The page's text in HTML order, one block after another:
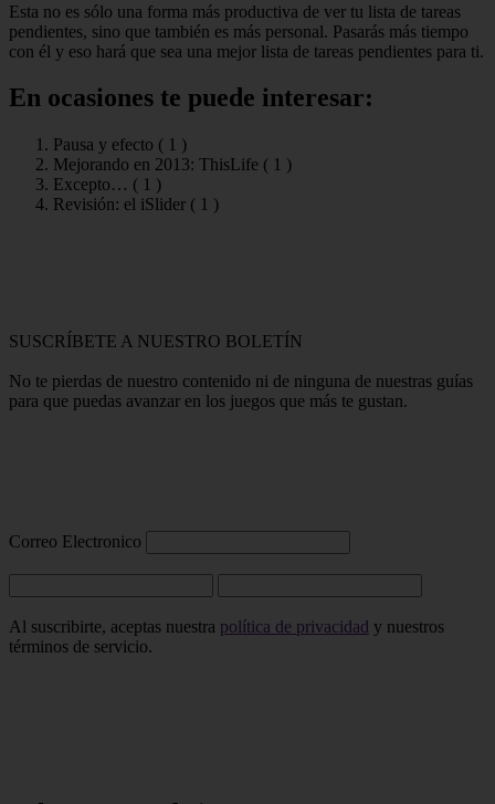
Esta no es sólo una forma más productiva de ver tu lista de tareas
pendientes, sino que también es más personal. Pasarás más tiempo
con él y eso hará que sea una mejor lista de tareas pendientes para ti.
En ocasiones te puede interesar:
Pausa y efecto ( 1 )
Mejorando en 2013: ThisLife ( 1 )
Excepto… ( 1 )
Revisión: el iSlider ( 1 )
SUSCRÍBETE A NUESTRO BOLETÍN
No te pierdas de nuestro contenido ni de ninguna de nuestras guías
para que puedas avanzar en los juegos que más te gustan.
Correo Electronico
Al suscribirte, aceptas nuestra política de privacidad y nuestros
términos de servicio.